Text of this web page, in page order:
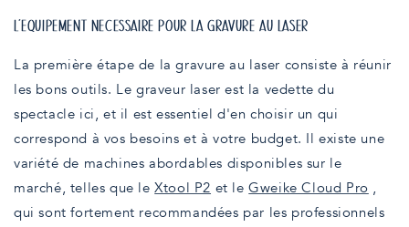
L'ÉQUIPEMENT NÉCESSAIRE POUR LA GRAVURE AU LASER
La première étape de la gravure au laser consiste à réunir
les bons outils. Le graveur laser est la vedette du
spectacle ici, et il est essentiel d'en choisir un qui
correspond à vos besoins et à votre budget. Il existe une
variété de machines abordables disponibles sur le
marché, telles que le Xtool P2 et le Gweike Cloud Pro ,
qui sont fortement recommandées par les professionnels